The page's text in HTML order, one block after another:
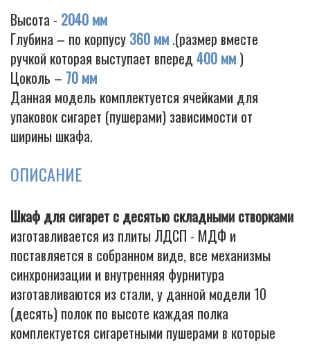
Высота - 2040 мм
Глубина – по корпусу 360 мм .(размер вместе
ручкой которая выступает вперед400 мм )
Цоколь – 70 мм
Данная модель комплектуется ячейками для
упаковок сигарет (пушерами) зависимости от
ширины шкафа.
ОПИСАНИЕ
Шкаф для сигарет с десятью складными створками
изготавливается из плиты ЛДСП - МДФ и
поставляется в собранном виде, все механизмы
синхронизации и внутренняя фурнитура
изготавливаются из стали, у данной модели 10
(десять) полок по высоте каждая полка
комплектуется сигаретными пушерами в которые